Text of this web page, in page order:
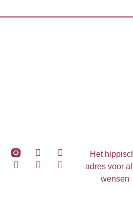
Het
adres voor
wensen